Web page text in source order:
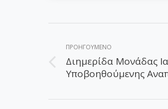
navigation
ΠΡΟΗΓΟΎΜΕΝΟ
Προηγούμενο
άρθρο:
Διημερίδα Μονάδας
Υποβοηθούμενης